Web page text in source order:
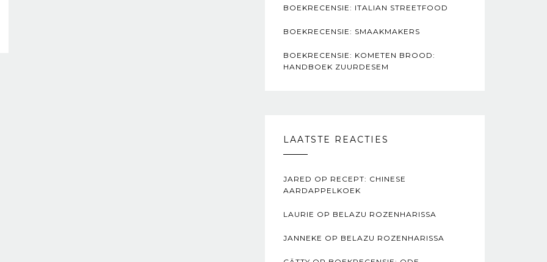
BOEKRECENSIE: ITALIAN STREETFOOD
BOEKRECENSIE: SMAAKMAKERS
BOEKRECENSIE: KOMETEN BROOD:
HANDBOEK ZUURDESEM
LAATSTE REACTIES
JARED OP RECEPT: CHINESE
AARDAPPELKOEK
LAURIE OP BELAZU ROZENHARISSA
JANNEKE OP BELAZU ROZENHARISSA